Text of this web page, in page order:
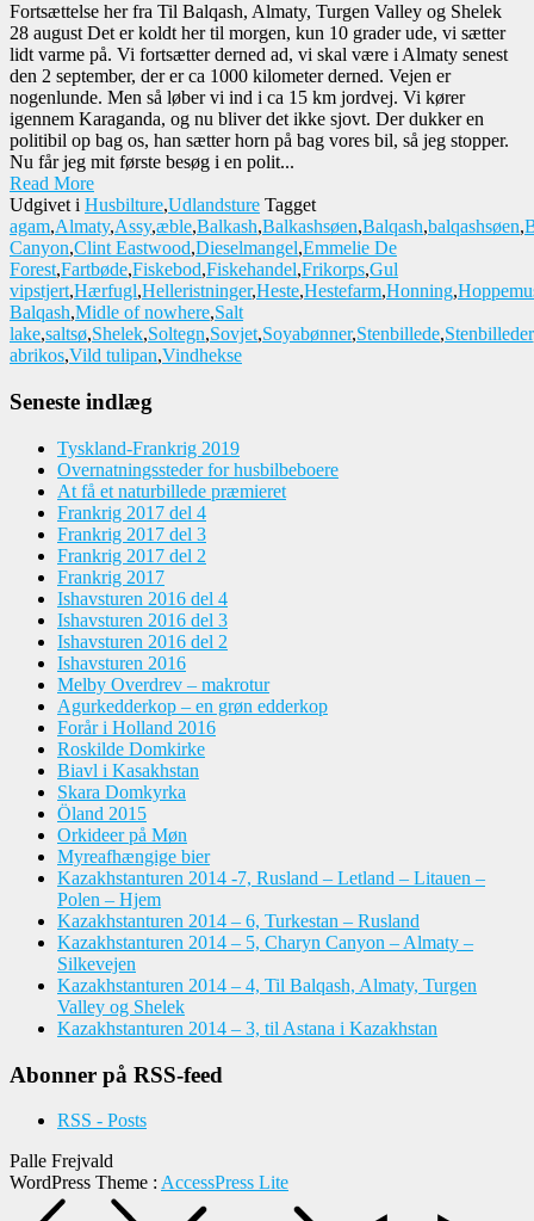
Fortsættelse her fra Til Balqash, Almaty, Turgen Valley og Shelek
28 august Det er koldt her til morgen, kun 10 grader ude, vi sætter
lidt varme på. Vi fortsætter derned ad, vi skal være i Almaty senest
den 2 september, der er ca 1000 kilometer derned. Vejen er
nogenlunde. Men så løber vi ind i ca 15 km jordvej. Vi kører
igennem Karaganda, og nu bliver det ikke sjovt. Der dukker en
politibil op bag os, han sætter horn på bag vores bil, så jeg stopper.
Nu får jeg mit første besøg i en polit...
Read More
Udgivet i Husbilture,Udlandsture Tagget
agam,Almaty,Assy,æble,Balkash,Balkashsøen,Balqash,balqashsøen,
Canyon,Clint Eastwood,Dieselmangel,Emmelie De
Forest,Fartbøde,Fiskebod,Fiskehandel,Frikorps,Gul
vipstjert,Hærfugl,Helleristninger,Heste,Hestefarm,Honning,
Balqash,Midle of nowhere,Salt
lake,saltsø,Shelek,Soltegn,Sovjet,Soyabønner,Stenbillede,Stenbilleder
abrikos,Vild tulipan,Vindhekse
Seneste indlæg
Tyskland-Frankrig 2019
Overnatningssteder for husbilbeboere
At få et naturbillede præmieret
Frankrig 2017 del 4
Frankrig 2017 del 3
Frankrig 2017 del 2
Frankrig 2017
Ishavsturen 2016 del 4
Ishavsturen 2016 del 3
Ishavsturen 2016 del 2
Ishavsturen 2016
Melby Overdrev – makrotur
Agurkedderkop – en grøn edderkop
Forår i Holland 2016
Roskilde Domkirke
Biavl i Kasakhstan
Skara Domkyrka
Öland 2015
Orkideer på Møn
Myreafhængige bier
Kazakhstanturen 2014 -7, Rusland – Letland – Litauen –
Polen – Hjem
Kazakhstanturen 2014 – 6, Turkestan – Rusland
Kazakhstanturen 2014 – 5, Charyn Canyon – Almaty –
Silkevejen
Kazakhstanturen 2014 – 4, Til Balqash, Almaty, Turgen
Valley og Shelek
Kazakhstanturen 2014 – 3, til Astana i Kazakhstan
Abonner på RSS-feed
RSS - Posts
Palle Frejvald
WordPress Theme : AccessPress Lite